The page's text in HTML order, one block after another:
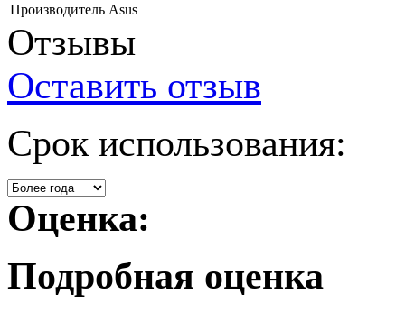
Производитель Asus
Отзывы
Оставить отзыв
Срок использования:
Оценка:
Подробная оценка